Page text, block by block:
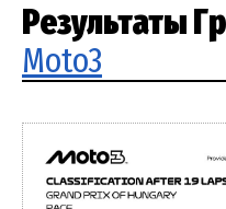
Результаты
Moto3